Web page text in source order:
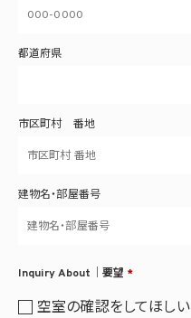
都道府県
市区町村 番地
建物名・部屋番号
Inquiry About｜要望 *
空室の確認をしてほしい